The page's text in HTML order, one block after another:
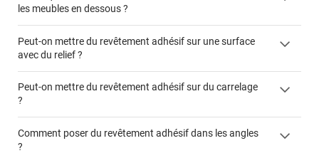
les meubles en dessous ?
colle
Peut-on mettre du revêtement adhésif sur une surface
avec du relief ?
Peut-on mettre du revêtement adhésif sur du carrelage
?
Comment poser du revêtement adhésif dans les angles
?